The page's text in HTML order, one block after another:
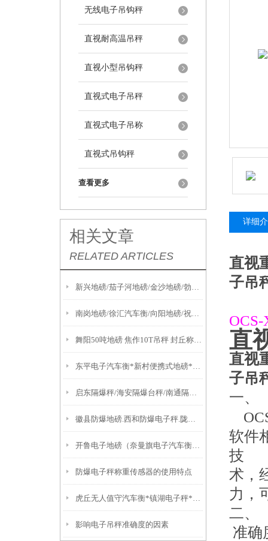
无线电子吊钩秤
直视耐高温吊秤
直视小型吊钩秤
直视式电子吊秤
直视式电子吊称
直视式吊钩秤
查看更多
相关文章
RELATED ARTICLES
新兴地磅/茄子河地磅/金沙地磅/勃利地磅/南山地磅
南岗地磅/徐汇汽车衡/向阳地磅/祝桥汽车衡/前进地磅维修
舞阳50吨地磅 焦作10T吊秤 封丘称重模块
东平电子汽车衡*新村便携式地磅*枫桥地磅*横沙地磅*观前汽车衡
启东隔爆秤/海安隔爆台秤/南通隔爆桌秤/姑苏隔爆天平
徽县防爆地磅.西和防爆电子秤.陇西防爆二氧化碳灌装秤功能特点
开鲁电子地磅（奈曼旗电子汽车衡）通辽电子秤标准配置
防爆电子秤称重传感器的使用特点
虎丘无人值守汽车衡*镇湖电子秤*四团便携式地磅*双塔电子汽车衡
影响电子吊秤准确度的因素
详细
直视
子吊
直
直视
子吊
一
软件
技
术，
力，
二
准